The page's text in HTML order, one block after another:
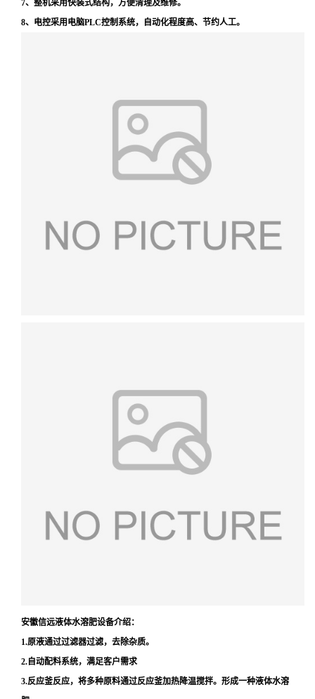
7、整机采用快装式结构，方便清理及维修。
8、电控采用电脑PLC控制系统，自动化程度高、节约人工。
安徽信远液体水溶肥设备介绍：
1.原液通过过滤器过滤，去除杂质。
2.自动配料系统，满足客户需求
3.反应釜反应，将多种原料通过反应釜加热降温搅拌。形成一种液体水溶